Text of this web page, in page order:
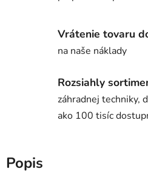
Vrátenie tovaru
na naše náklady
Rozsiahly
záhradnej techniky,
ako 100 tisíc
Popis